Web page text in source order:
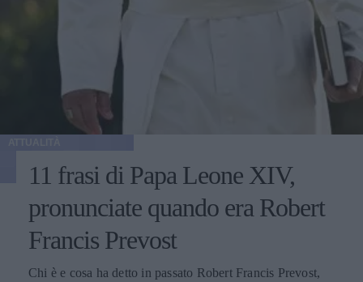
11 frasi di Papa Leone XIV,
pronunciate quando era Robert
Francis Prevost
Chi è e cosa ha detto in passato Robert Francis Prevost,